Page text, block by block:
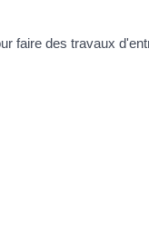
faire des travaux